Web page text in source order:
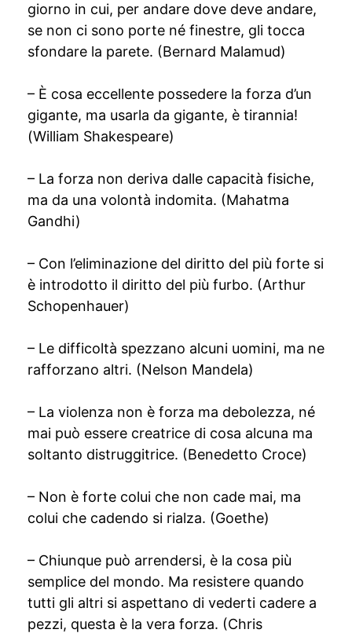
giorno in cui, per andare dove deve andare,
se non ci sono porte né finestre, gli tocca
sfondare la parete. (Bernard Malamud)
– È cosa eccellente possedere la forza d’un
gigante, ma usarla da gigante, è tirannia!
(William Shakespeare)
– La forza non deriva dalle capacità fisiche,
ma da una volontà indomita. (Mahatma
Gandhi)
– Con l’eliminazione del diritto del più forte si
è introdotto il diritto del più furbo. (Arthur
Schopenhauer)
– Le difficoltà spezzano alcuni uomini, ma ne
rafforzano altri. (Nelson Mandela)
– La violenza non è forza ma debolezza, né
mai può essere creatrice di cosa alcuna ma
soltanto distruggitrice. (Benedetto Croce)
– Non è forte colui che non cade mai, ma
colui che cadendo si rialza. (Goethe)
– Chiunque può arrendersi, è la cosa più
semplice del mondo. Ma resistere quando
tutti gli altri si aspettano di vederti cadere a
pezzi, questa è la vera forza. (Chris